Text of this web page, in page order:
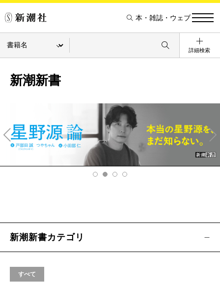
本・雑誌・ウェブ
詳細検索
新潮新書
v
Ne
xt
新潮新書カテゴリ
すべて